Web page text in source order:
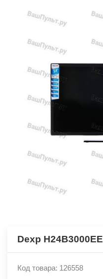
Dexp H24B3000EE
Код товара: 126558